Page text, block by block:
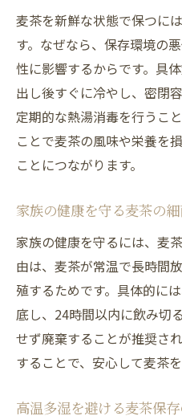
麦茶を新鮮な状態で保つに
す。なぜなら、保存環境の
性に影響するからです。具
出し後すぐに冷やし、密閉
定期的な熱湯消毒を行うこ
ことで麦茶の風味や栄養を
ことにつながります。
家族の健康を守る麦茶の
家族の健康を守るには、麦
由は、麦茶が常温で長時間
殖するためです。具体的に
底し、24時間以内に飲み切
せず廃棄することが推奨さ
することで、安心して麦茶を
高温多湿を避ける麦茶保